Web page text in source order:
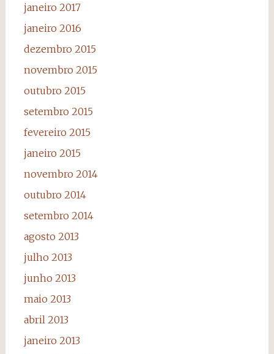
janeiro 2017
janeiro 2016
dezembro 2015
novembro 2015
outubro 2015
setembro 2015
fevereiro 2015
janeiro 2015
novembro 2014
outubro 2014
setembro 2014
agosto 2013
julho 2013
junho 2013
maio 2013
abril 2013
janeiro 2013